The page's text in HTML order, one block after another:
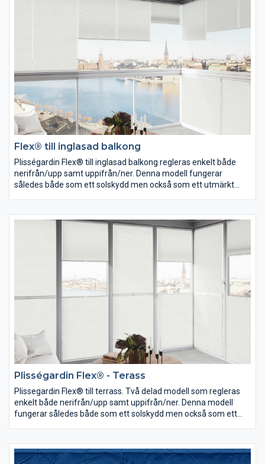
Flex® till inglasad balkong
Plisségardin Flex® till inglasad balkong regleras enkelt både
nerifrån/upp samt uppifrån/ner. Denna modell fungerar
således både som ett solskydd men också som ett utmärkt
Plisségardin Flex® - Terass
Plissegardin Flex® till terrass. Två delad modell som regleras
enkelt både nerifrån/upp samt uppifrån/ner. Denna modell
fungerar således både som ett solskydd men också som ett